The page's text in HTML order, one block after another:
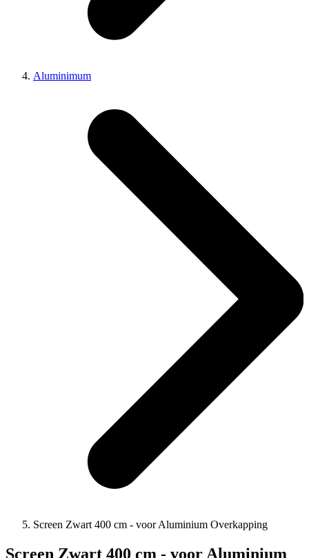
Aluminimum
Screen Zwart 400 cm - voor Aluminium Overkapping
Screen Zwart 400 cm - voor Aluminium